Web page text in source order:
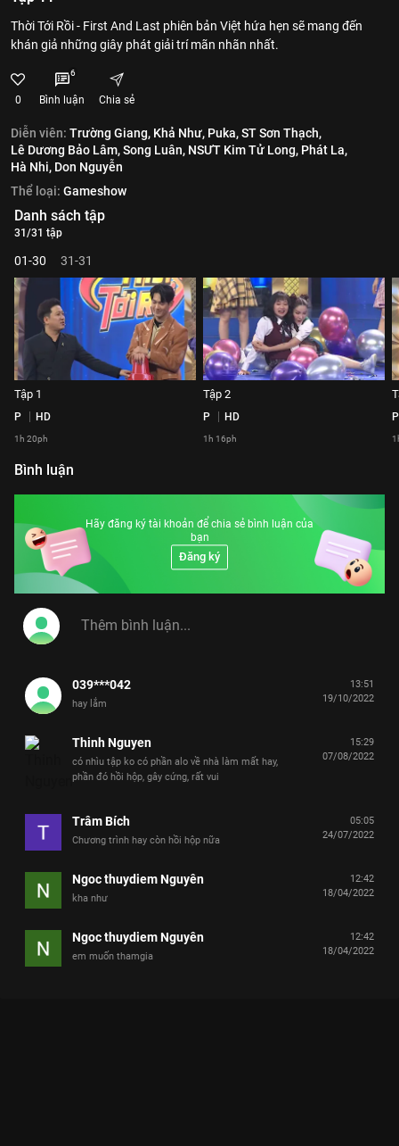
Thời Tới Rồi - First And Last phiên bản Việt hứa hẹn sẽ mang đến
khán giả những giây phát giải trí mãn nhãn nhất.
0
6
Bình luận Chia sẻ
Diễn viên: Trường Giang, Khả Như, Puka,ST Sơn Thạch,
Lê Dương Bảo Lâm,Song Luân, NSƯT Kim Tử Long, Phát La,
Hà Nhi, Don Nguyễn
Thể loại: Gameshow
Danh sách tập
31/31 tập
01-30 31-31
Tập 1
P HD
1h 20ph
Tập 2
P HD
1h 16ph
P
Bình luận
Hãy đăng ký tài khoản để chia sẻ bình luận của
bạn
Đăng ký
039***042
hay lắm
13:51
19/10/2022
Thinh Nguyen
có nhìu tập ko có phần alo về nhà làm mất hay,
phần đó hồi hộp, gây cứng, rất vui
15:29
07/08/2022
Trâm Bích
Chương trình hay còn hồi hộp nữa
05:05
24/07/2022
Ngoc thuydiem Nguyên
kha như
12:42
18/04/2022
Ngoc thuydiem Nguyên
em muốn thamgia
12:42
18/04/2022